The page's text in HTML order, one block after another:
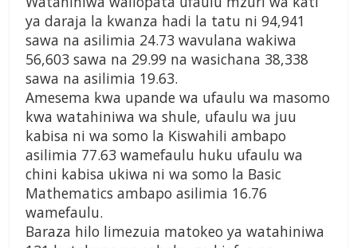
ya daraja la kwanza hadi la tatu ni 94,941
sawa na asilimia 24.73 wavulana wakiwa
56,603 sawa na 29.99 na wasichana 38,338
sawa na asilimia 19.63.
Amesema kwa upande wa ufaulu wa masomo
kwa watahiniwa wa shule, ufaulu wa juu
kabisa ni wa somo la Kiswahili ambapo
asilimia 77.63 wamefaulu huku ufaulu wa
chini kabisa ukiwa ni wa somo la Basic
Mathematics ambapo asilimia 16.76
wamefaulu.
Baraza hilo limezuia matokeo ya watahiniwa